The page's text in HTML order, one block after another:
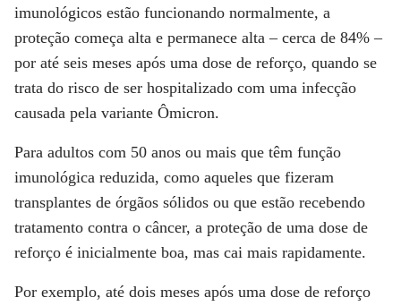
imunológicos estão funcionando normalmente, a
proteção começa alta e permanece alta – cerca de 84% –
por até seis meses após uma dose de reforço, quando se
trata do risco de ser hospitalizado com uma infecção
causada pela variante Ômicron.
Para adultos com 50 anos ou mais que têm função
imunológica reduzida, como aqueles que fizeram
transplantes de órgãos sólidos ou que estão recebendo
tratamento contra o câncer, a proteção de uma dose de
reforço é inicialmente boa, mas cai mais rapidamente.
Por exemplo, até dois meses após uma dose de reforço